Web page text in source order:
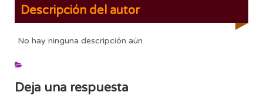
Descripción del autor
No hay ninguna descripción aún
Deja una respuesta